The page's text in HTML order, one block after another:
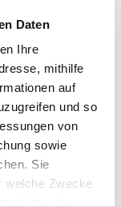
Daten
Ihre
mithilfe
auf
und so
von
sowie
Sie
welche Zwecke